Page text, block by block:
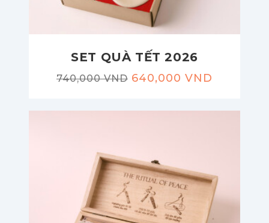
SET QUÀ TẾT 2026
740,000 VND 640,000 VND